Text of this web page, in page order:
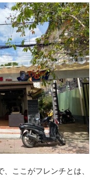
ここがフレンチとは、